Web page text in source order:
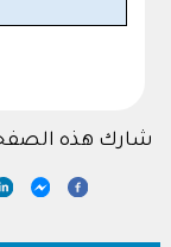
شارك هذه